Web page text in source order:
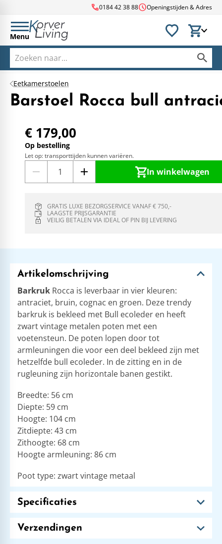
call0184 42 38 88scheduleOpeningstijden & Adres
Menu
Eetkamerstoelen
Barstoel Rocca bull
€ 179,00
Op bestelling
Let op: transporttijden kunnen variëren.
In winkelwagen
GRATIS LUXE BEZORGSERVICE VANAF € 750,-
LAAGSTE PRIJSGARANTIE
VEILIG BETALEN VIA IDEAL OF PIN BIJ LEVERING
Artikelomschrijving
Barkruk Rocca is leverbaar in vier kleuren:
antraciet, bruin, cognac en groen. Deze trendy
barkruk is bekleed met Bull ecoleder en heeft
zwart vintage metalen poten met een
voetensteun. De poten lopen door tot
armleuningen die voor een deel bekleed zijn met
hetzelfde bull ecoleder. In de zitting en in de
rugleuning zijn horizontale banen gestikt.
Breedte: 56 cm
Diepte: 59 cm
Hoogte: 104 cm
Zitdiepte: 43 cm
Zithoogte: 68 cm
Hoogte armleuning: 86 cm
Poot type: zwart vintage metaal
Specificaties
Verzendingen